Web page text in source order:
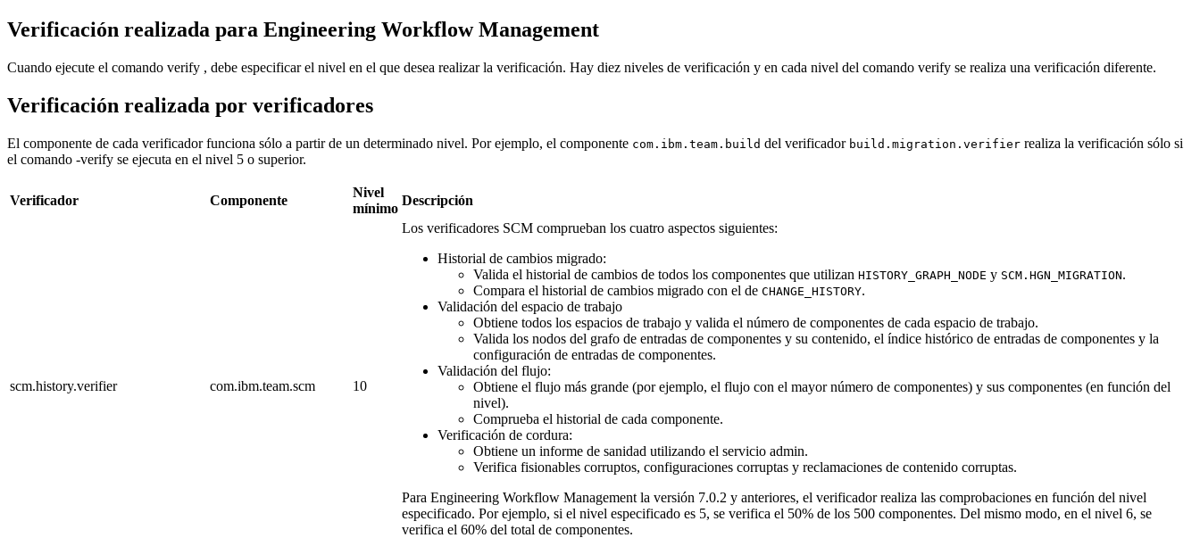
Verificación realizada para Engineering Workflow Management
Cuando ejecute el comando verify , debe especificar el nivel en el que desea realizar la verificación. Hay diez niveles de verificación y en cada nivel del comando verify se realiza una verificación diferente.
Verificación realizada por verificadores
El componente de cada verificador funciona sólo a partir de un determinado nivel. Por ejemplo, el componente com.ibm.team.build del verificador build.migration.verifier realiza la verificación sólo si
el comando -verify se ejecuta en el nivel 5 o superior.
Verificador Componente
Nivel
mínimo
Descripción
scm.history.verifier com.ibm.team.scm 10
Los verificadores SCM comprueban los cuatro aspectos siguientes:
Historial de cambios migrado:
Valida el historial de cambios de todos los componentes que utilizan HISTORY_GRAPH_NODE y SCM.HGN_MIGRATION.
Compara el historial de cambios migrado con el de CHANGE_HISTORY.
Validación del espacio de trabajo
Obtiene todos los espacios de trabajo y valida el número de componentes de cada espacio de trabajo.
Valida los nodos del grafo de entradas de componentes y su contenido, el índice histórico de entradas de componentes y la
configuración de entradas de componentes.
Validación del flujo:
Obtiene el flujo más grande (por ejemplo, el flujo con el mayor número de componentes) y sus componentes (en función del
nivel).
Comprueba el historial de cada componente.
Verificación de cordura:
Obtiene un informe de sanidad utilizando el servicio admin.
Verifica fisionables corruptos, configuraciones corruptas y reclamaciones de contenido corruptas.
Para Engineering Workflow Management la versión 7.0.2 y anteriores, el verificador realiza las comprobaciones en función del nivel
especificado. Por ejemplo, si el nivel especificado es 5, se verifica el 50% de los 500 componentes. Del mismo modo, en el nivel 6, se
verifica el 60% del total de componentes.